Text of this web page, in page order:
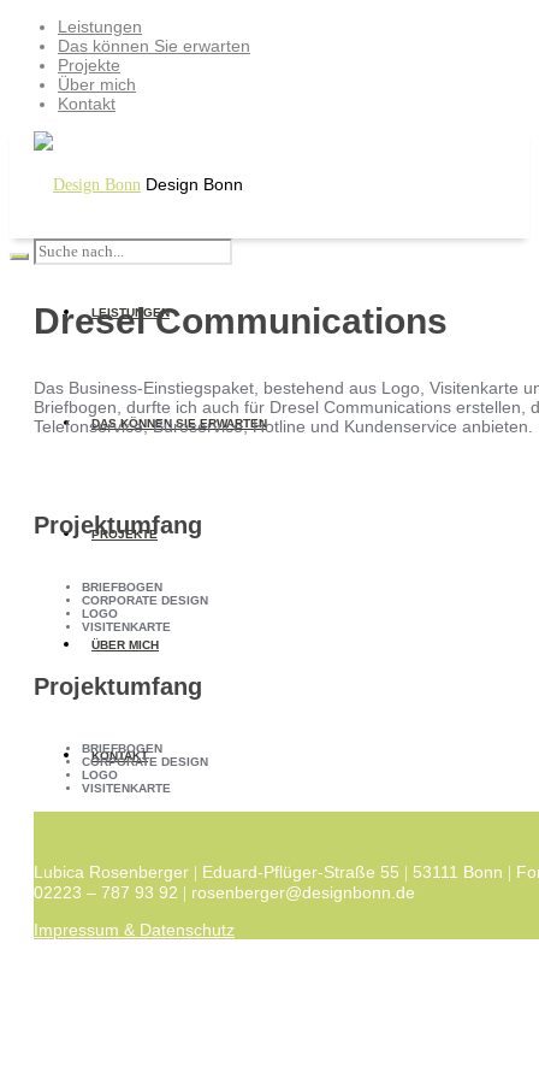
Leistungen
Das können Sie erwarten
Projekte
Über mich
Kontakt
Design Bonn
LEISTUNGEN
DAS KÖNNEN SIE ERWARTEN
PROJEKTE
ÜBER MICH
KONTAKT
Dresel Communications
Das Business-Einstiegspaket, bestehend aus Logo, Visitenkarte
Briefbogen, durfte ich auch für Dresel Communications erstellen,
Telefonservice, Büroservice, Hotline und Kundenservice anbieten.
Projektumfang
BRIEFBOGEN
CORPORATE DESIGN
LOGO
VISITENKARTE
Projektumfang
BRIEFBOGEN
CORPORATE DESIGN
LOGO
VISITENKARTE
Lubica Rosenberger | Eduard-Pflüger-Straße 55 | 53111 Bonn |
02223 – 787 93 92 | rosenberger@designbonn.de
Impressum & Datenschutz